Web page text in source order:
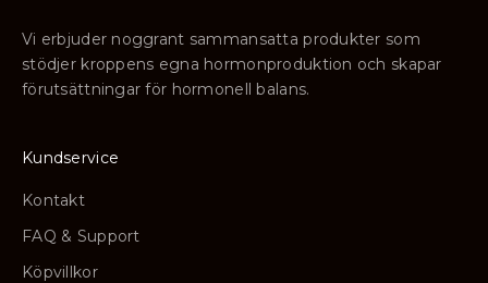
Vi erbjuder noggrant sammansatta produkter som
stödjer kroppens egna hormonproduktion och skapar
förutsättningar för hormonell balans.
Kundservice
Kontakt
FAQ & Support
Köpvillkor